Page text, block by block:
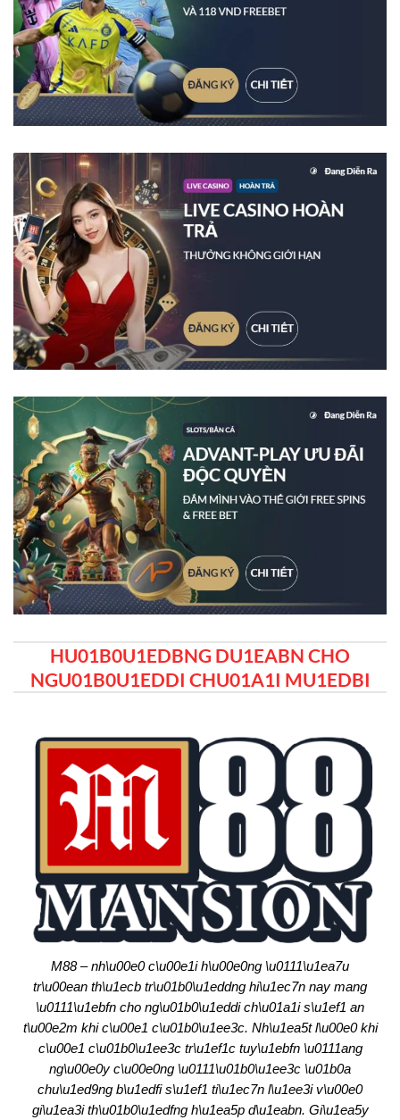
HU01B0U1EDBNG DU1EABN CHO
NGU01B0U1EDDI CHU01A1I MU1EDBI
M88 – nh\u00e0 c\u00e1i h\u00e0ng \u0111\u1ea7u
tr\u00ean th\u1ecb tr\u01b0\u1eddng hi\u1ec7n nay mang
\u0111\u1ebfn cho ng\u01b0\u1eddi ch\u01a1i s\u1ef1 an
t\u00e2m khi c\u00e1 c\u01b0\u1ee3c. Nh\u1ea5t l\u00e0 khi
c\u00e1 c\u01b0\u1ee3c tr\u1ef1c tuy\u1ebfn \u0111ang
ng\u00e0y c\u00e0ng \u0111\u01b0\u1ee3c \u01b0a
chu\u1ed9ng b\u1edfi s\u1ef1 ti\u1ec7n l\u1ee3i v\u00e0
gi\u1ea3i th\u01b0\u1edfng h\u1ea5p d\u1eabn. Gi\u1ea5y